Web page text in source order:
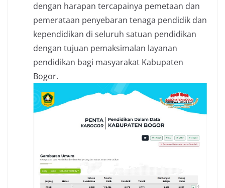
dengan harapan tercapainya pemetaan dan
pemerataan penyebaran tenaga pendidik dan
kependidikan di seluruh satuan pendidikan
dengan tujuan pemaksimalan layanan
pendidikan bagi masyarakat Kabupaten
Bogor.